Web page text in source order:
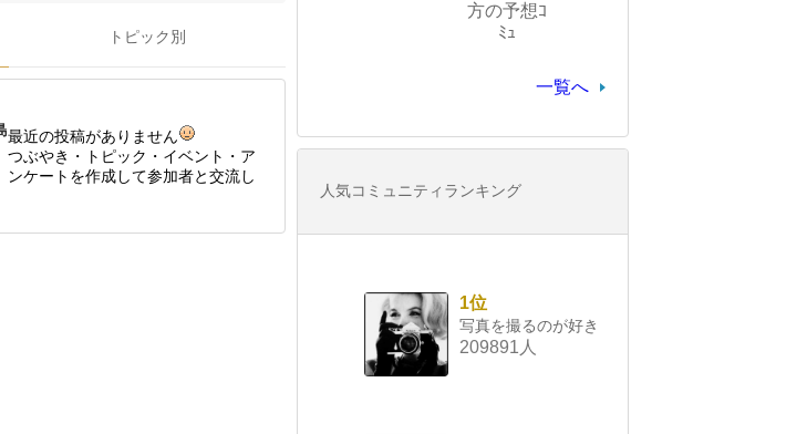
トピック別
最近の投稿がありません
つぶやき・トピック・イベント・ア
ンケートを作成して参加者と交流し
方の予想ｺ
ﾐｭ
一覧へ
人気コミュニティランキング
1位
写真を撮るのが好き
209891人